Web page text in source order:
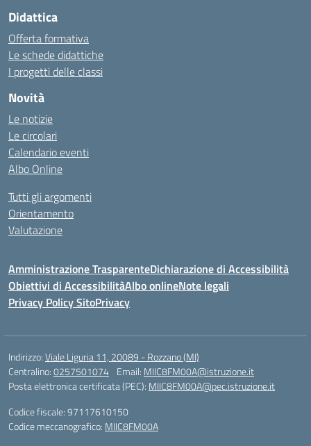
Didattica
Offerta formativa
Le schede didattiche
I progetti delle classi
Novità
Le notizie
Le circolari
Calendario eventi
Albo Online
Tutti gli argomenti
Orientamento
Valutazione
Amministrazione TrasparenteDichiarazione di Accessibilità
Obiettivi di AccessibilitàAlbo onlineNote legali
Privacy Policy SitoPrivacy
Indirizzo:Viale Liguria 11, 20089 - Rozzano (MI)
Centralino:0257501074 Email: MIIC8FM00A@istruzione.it
Posta elettronica certificata (PEC): MIIC8FM00A@pec.istruzione.it
Codice fiscale: 97117610150
Codice meccanografico: MIIC8FM00A